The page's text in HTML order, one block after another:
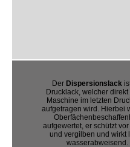
Der Dispersionslack
Drucklack, welcher direkt
Maschine im letzten
aufgetragen wird. Hierbei
aufgewertet, er schützt vor
und vergilben und wirkt
wasserabweisend.